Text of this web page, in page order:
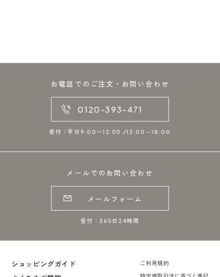
お電話でのご注文・お問い合わせ
0120-393-471
受付：平日9:00〜12:00 /13:00～18:00
メールでのお問い合わせ
メールフォーム
受付：365日24時間
ショッピングガイド
ご利用規約